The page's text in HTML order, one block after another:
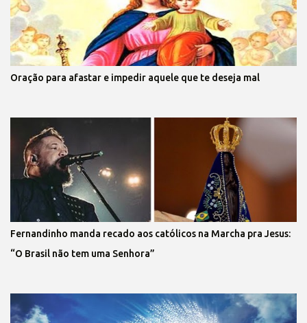
Oração para afastar e impedir aquele que te deseja mal
Fernandinho manda recado aos católicos na Marcha pra Jesus:
“O Brasil não tem uma Senhora”